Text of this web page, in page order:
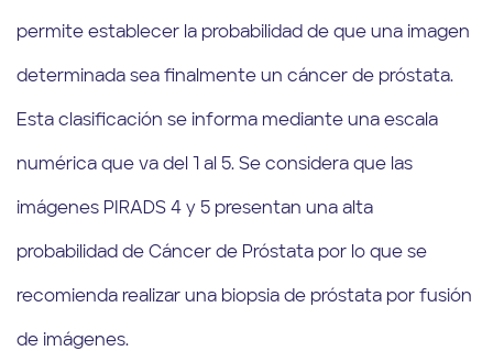
permite establecer la probabilidad de que una imagen
determinada sea finalmente un cáncer de próstata.
Esta clasificación se informa mediante una escala
numérica que va del 1 al 5. Se considera que las
imágenes PIRADS 4 y 5 presentan una alta
probabilidad de Cáncer de Próstata por lo que se
recomienda realizar una biopsia de próstata por fusión
de imágenes.